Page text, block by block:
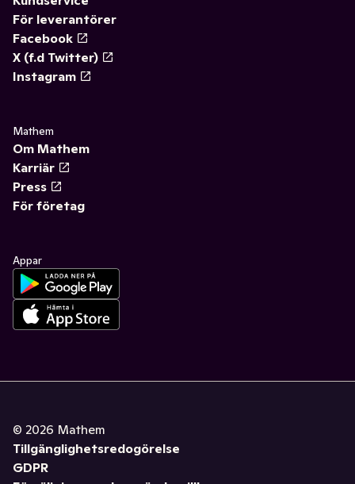
För leverantörer
Facebook
X (f.d Twitter)
Instagram
Mathem
Om Mathem
Karriär
Press
För företag
Appar
© 2026 Mathem
Tillgänglighetsredogörelse
GDPR